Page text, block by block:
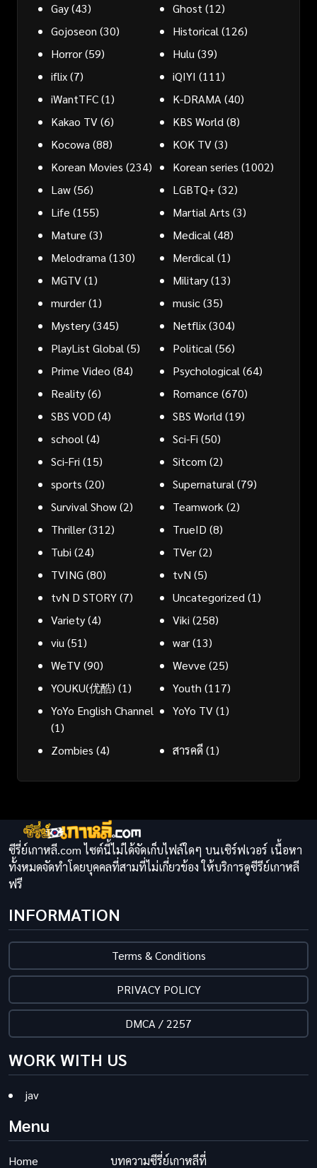
Gay(43) Ghost(12)
Gojoseon (30) Historical(126)
Horror(59) Hulu(39)
iflix(7) iQIYI (111)
iWantTFC(1) K-DRAMA(40)
Kakao TV(6) KBS World(8)
Kocowa(88) KOK TV(3)
Korean Movies (234) Korean series (1002)
Law(56) LGBTQ+ (32)
Life (155) Martial Arts (3)
Mature (3) Medical(48)
Melodrama(130) Merdical(1)
MGTV(1) Military(13)
murder(1) music(35)
Mystery(345) Netflix(304)
PlayList Global(5) Political(56)
Prime Video (84) Psychological(64)
Reality(6) Romance (670)
SBS VOD (4) SBS World(19)
school(4) Sci-Fi (50)
Sci-Fri (15) Sitcom (2)
sports (20) Supernatural(79)
Survival Show(2) Teamwork(2)
Thriller(312) TrueID (8)
Tubi (24) TVer(2)
TVING (80) tvN (5)
tvN D STORY(7) Uncategorized(1)
Variety(4) Viki (258)
viu(51) war(13)
WeTV(90) Wevve (25)
YOUKU(优酷) (1) Youth (117)
YoYo English Channel
(1)
YoYo TV(1)
Zombies (4) สารคดี(1)
ซีรี่ย์เกาหลี.com ไซต์นี้ไม่ได้จัดเก็บไฟล์ใดๆ บนเซิร์ฟเวอร์ เนื้อหา
ทั้งหมดจัดทำโดยบุคคลที่สามที่ไม่เกี่ยวข้อง ให้บริการดูซีรีย์เกาหลี
ฟรี
INFORMATION
Terms & Conditions
PRIVACY POLICY
DMCA / 2257
WORK WITH US
jav
Menu
Home บทความซีรี่ย์เกาหลีที่